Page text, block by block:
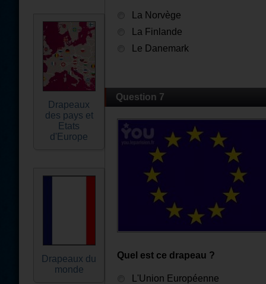
Drapeaux
des pays et
Etats
d'Europe
Drapeaux du
monde
La Norvège
La Finlande
Le Danemark
Question 7
Quel est ce drapeau ?
L'Union Européenne